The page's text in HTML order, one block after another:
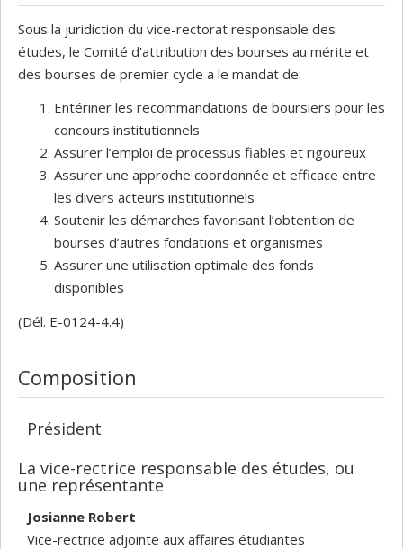
Sous la juridiction du vice-rectorat responsable des
études, le Comité d'attribution des bourses au mérite et
des bourses de premier cycle a le mandat de:
Entériner les recommandations de boursiers pour les
concours institutionnels
Assurer l’emploi de processus fiables et rigoureux
Assurer une approche coordonnée et efficace entre
les divers acteurs institutionnels
Soutenir les démarches favorisant l’obtention de
bourses d’autres fondations et organismes
Assurer une utilisation optimale des fonds
disponibles
(Dél. E-0124-4.4)
Composition
Président
La vice-rectrice responsable des études, ou
une représentante
Josianne Robert
Vice-rectrice adjointe aux affaires étudiantes